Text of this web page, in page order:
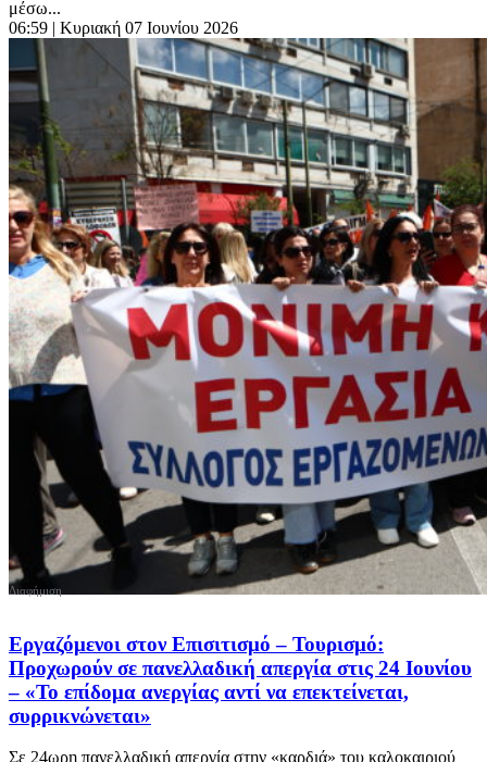
μέσω...
06:59 | Κυριακή 07 Ιουνίου 2026
Εργαζόμενοι στον Επισιτισμό – Τουρισμό:
Προχωρούν σε πανελλαδική απεργία στις 24 Ιουνίου
– «Το επίδομα ανεργίας αντί να επεκτείνεται,
συρρικνώνεται»
Σε 24ωρη πανελλαδική απεργία στην «καρδιά» του καλοκαιριού